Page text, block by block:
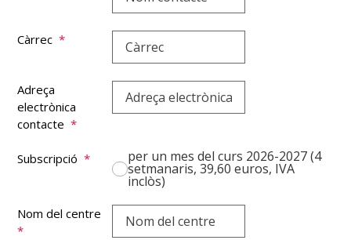
Càrrec*
Adreça
electrònica
contacte*
Subscripció* per un mes del curs 2026-2027 (4
setmanaris, 39,60 euros, IVA
inclòs)
Nom del centre
*